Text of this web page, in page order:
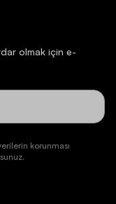
olmak için e-
korunması